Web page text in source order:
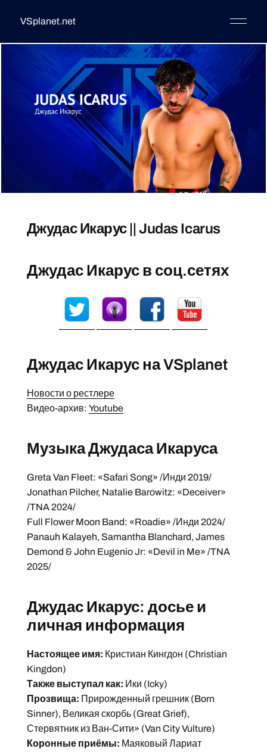
VSplanet.net
Джудас Икарус || Judas Icarus
Джудас Икарус в соц.сетях
Джудас Икарус на VSplanet
Новости о рестлере
Видео-архив: Youtube
Музыка Джудаса Икаруса
Greta Van Fleet: «Safari Song» /Инди 2019/
Jonathan Pilcher, Natalie Barowitz: «Deceiver»
/TNA 2024/
Full Flower Moon Band: «Roadie» /Инди 2024/
Panauh Kalayeh, Samantha Blanchard, James
Demond & John Eugenio Jr: «Devil in Me» /TNA
2025/
Джудас Икарус: досье и
личная информация
Настоящее имя: Кристиан Кингдон (Christian
Kingdon)
Также выступал как: Ики (Icky)
Прозвища: Прирожденный грешник (Born
Sinner), Великая скорбь (Great Grief),
Стервятник из Ван-Сити» (Van City Vulture)
Коронные приёмы: Маяковый Лариат